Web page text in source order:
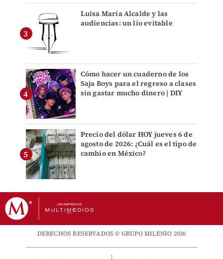
Luisa María Alcalde y las
audiencias: un lío evitable
Cómo hacer un cuaderno de los
Saja Boys para el regreso a clases
sin gastar mucho dinero | DIY
Precio del dólar HOY jueves 6 de
agosto de 2026: ¿Cuál es el tipo de
cambio en México?
DERECHOS RESERVADOS © GRUPO MILENIO 2026